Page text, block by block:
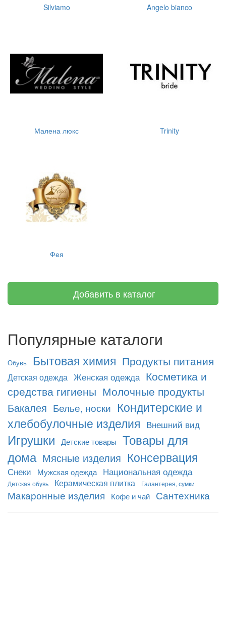
Silviamo Angelo bianco
Малена люкс Trinity
Фея
Добавить в каталог
Популярные каталоги
Обувь Бытовая химия Продукты питания
Детская одежда Женская одежда Косметика и
средства гигиены Молочные продукты
Бакалея Белье, носки Кондитерские и
хлебобулочные изделия Внешний вид
Игрушки Детские товары
Товары для
дома Мясные изделия Консервация
Снеки Мужская одежда Национальная одежда
Детская обувь Керамическая плитка Галантерея, сумки
Макаронные изделия Кофе и чай Сантехника